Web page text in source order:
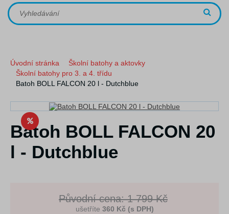
Úvodní stránka
Školní batohy a aktovky
Školní batohy pro 3. a 4. třídu
Batoh BOLL FALCON 20 l - Dutchblue
Batoh BOLL FALCON 20
l - Dutchblue
Původní cena: 1 799 Kč
ušetříte 360 Kč (s DPH)